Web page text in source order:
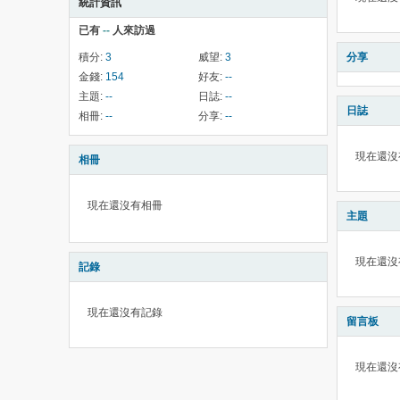
統計資訊
已有 -- 人來訪過
積分: 3 威望: 3
金錢: 154 好友: --
主題: -- 日誌: --
相冊: -- 分享: --
相冊
現在還沒有相冊
記錄
現在還沒有記錄
分享
日誌
現在還
主題
現在還
留言板
現在還